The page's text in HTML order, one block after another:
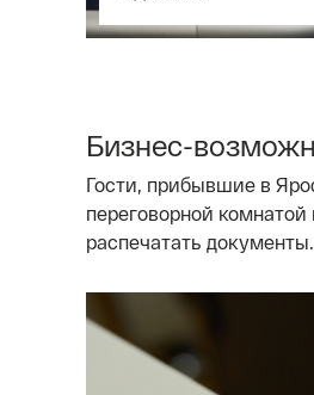
Бизнес-
Гости, прибывшие в
переговорной
распечатать документы.